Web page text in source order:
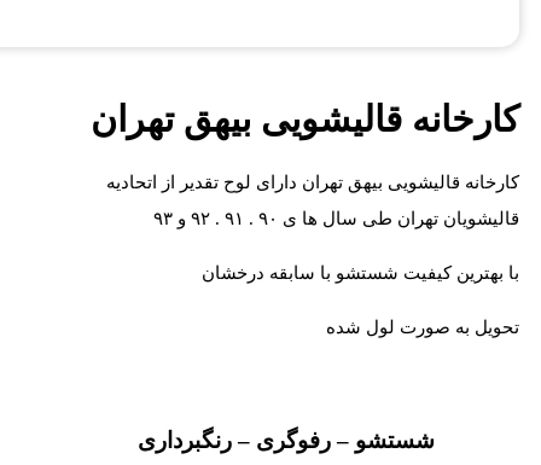
کارخانه قالیشویی بیهق تهران
کارخانه قالیشویی بیهق تهران دارای لوح تقدیر از اتحادیه
قالیشویان تهران طی سال ها ی ۹۰ . ۹۱ . ۹۲ و ۹۳
با بهترین کیفیت شستشو با سابقه درخشان
تحویل به صورت لول شده
شستشو – رفوگری – رنگبرداری